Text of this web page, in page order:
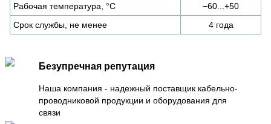
Рабочая температура, °C
−60...+50
Срок службы, не менее
4 года
Безупречная репутация
Наша компания - надежный поставщик кабельно-
проводниковой продукции и оборудования для
связи